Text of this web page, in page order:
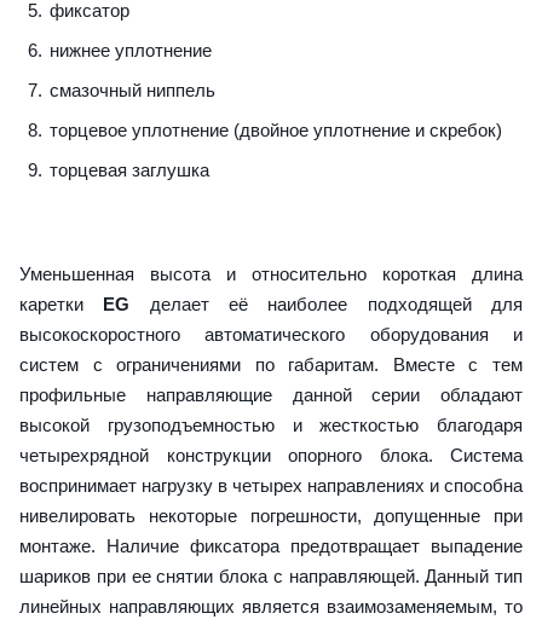
фиксатор
нижнее уплотнение
смазочный ниппель
торцевое уплотнение (двойное уплотнение и скребок)
торцевая заглушка
Уменьшенная высота и относительно короткая длина
каретки EG делает её наиболее подходящей для
высокоскоростного автоматического оборудования и
систем с ограничениями по габаритам. Вместе с тем
профильные направляющие данной серии обладают
высокой грузоподъемностью и жесткостью благодаря
четырехрядной конструкции опорного блока. Система
воспринимает нагрузку в четырех направлениях и способна
нивелировать некоторые погрешности, допущенные при
монтаже. Наличие фиксатора предотвращает выпадение
шариков при ее снятии блока с направляющей. Данный тип
линейных направляющих является взаимозаменяемым, то